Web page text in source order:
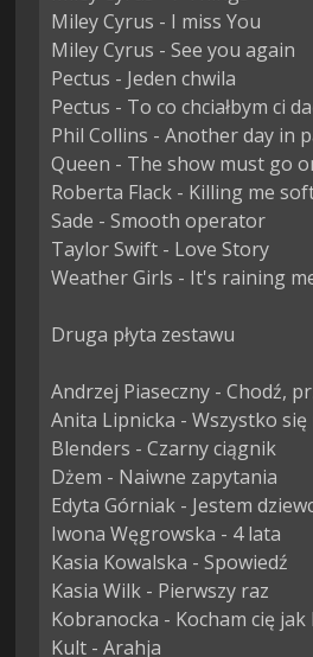
Miley Cyrus - I miss You
Miley Cyrus - See you again
Pectus - Jeden chwila
Pectus - To co chciałbym ci
Phil Collins - Another day in
Queen - The show must go
Roberta Flack - Killing me
Sade - Smooth operator
Taylor Swift - Love Story
Weather Girls - It's raining
Druga płyta zestawu
Andrzej Piaseczny - Chodź,
Anita Lipnicka - Wszystko się
Blenders - Czarny ciągnik
Dżem - Naiwne zapytania
Edyta Górniak - Jestem
Iwona Węgrowska - 4 lata
Kasia Kowalska - Spowiedź
Kasia Wilk - Pierwszy raz
Kobranocka - Kocham cię
Kult - Arahja